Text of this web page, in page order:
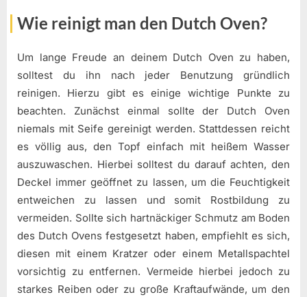
Wie reinigt man den Dutch Oven?
Um lange Freude an deinem Dutch Oven zu haben,
solltest du ihn nach jeder Benutzung gründlich
reinigen. Hierzu gibt es einige wichtige Punkte zu
beachten. Zunächst einmal sollte der Dutch Oven
niemals mit Seife gereinigt werden. Stattdessen reicht
es völlig aus, den Topf einfach mit heißem Wasser
auszuwaschen. Hierbei solltest du darauf achten, den
Deckel immer geöffnet zu lassen, um die Feuchtigkeit
entweichen zu lassen und somit Rostbildung zu
vermeiden. Sollte sich hartnäckiger Schmutz am Boden
des Dutch Ovens festgesetzt haben, empfiehlt es sich,
diesen mit einem Kratzer oder einem Metallspachtel
vorsichtig zu entfernen. Vermeide hierbei jedoch zu
starkes Reiben oder zu große Kraftaufwände, um den